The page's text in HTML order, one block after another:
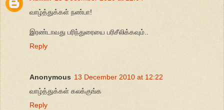
வாழ்த்துக்கள் நண்பா!
இரண்டாவது பரிந்துரையை பரிசீலிக்கவும்..
Reply
Anonymous 13 December 2010 at 12:22
வாழ்த்துக்கள் கலக்குங்க
Reply